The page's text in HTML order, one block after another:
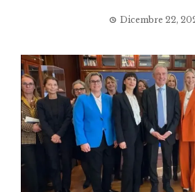
Dicembre 22,